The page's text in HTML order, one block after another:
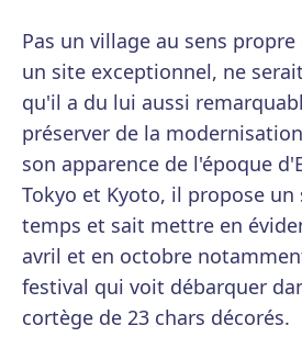
Pas un village au sens
un site exceptionnel, ne
qu'il a du lui aussi
préserver de la
son apparence de l'époque
Tokyo et Kyoto, il propose un
temps et sait mettre en
avril et en octobre
festival qui voit débarquer
cortège de 23 chars décorés.